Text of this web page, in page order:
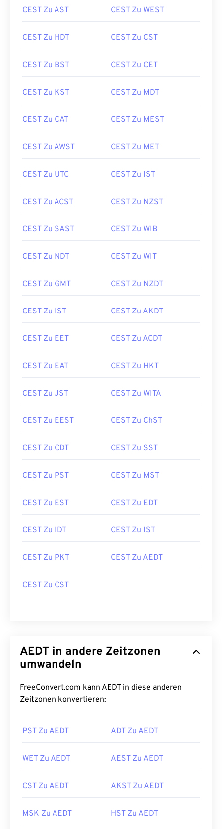
CEST Zu AST CEST Zu WEST
CEST Zu HDT CEST Zu CST
CEST Zu BST CEST Zu CET
CEST Zu KST CEST Zu MDT
CEST Zu CAT CEST Zu MEST
CEST Zu AWST CEST Zu MET
CEST Zu UTC CEST Zu IST
CEST Zu ACST CEST Zu NZST
CEST Zu SAST CEST Zu WIB
CEST Zu NDT CEST Zu WIT
CEST Zu GMT CEST Zu NZDT
CEST Zu IST CEST Zu AKDT
CEST Zu EET CEST Zu ACDT
CEST Zu EAT CEST Zu HKT
CEST Zu JST CEST Zu WITA
CEST Zu EEST CEST Zu ChST
CEST Zu CDT CEST Zu SST
CEST Zu PST CEST Zu MST
CEST Zu EST CEST Zu EDT
CEST Zu IDT CEST Zu IST
CEST Zu PKT CEST Zu AEDT
CEST Zu CST
AEDT in andere Zeitzonen
umwandeln
FreeConvert.com kann AEDT in diese anderen
Zeitzonen konvertieren:
PST Zu AEDT ADT Zu AEDT
WET Zu AEDT AEST Zu AEDT
CST Zu AEDT AKST Zu AEDT
MSK Zu AEDT HST Zu AEDT